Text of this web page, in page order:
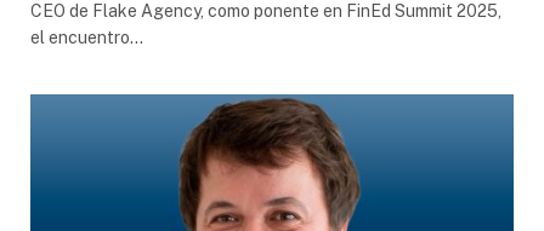
CEO de Flake Agency, como ponente en FinEd Summit 2025,
el encuentro…